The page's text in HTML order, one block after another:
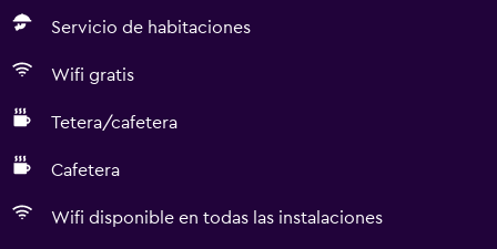
Servicio de habitaciones
Wifi gratis
Tetera/cafetera
Cafetera
Wifi disponible en todas las instalaciones